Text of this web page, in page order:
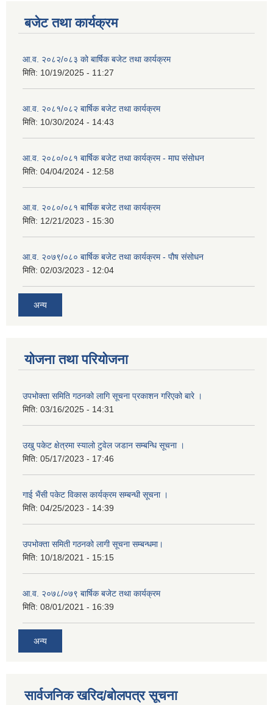
बजेट तथा कार्यक्रम
आ.व. २०८२/०८३ को बार्षिक बजेट तथा कार्यक्रम
मिति: 10/19/2025 - 11:27
आ.व. २०८१/०८२ बार्षिक बजेट तथा कार्यक्रम
मिति: 10/30/2024 - 14:43
आ.व. २०८०/०८१ बार्षिक बजेट तथा कार्यक्रम - माघ संसोधन
मिति: 04/04/2024 - 12:58
आ.व. २०८०/०८१ बार्षिक बजेट तथा कार्यक्रम
मिति: 12/21/2023 - 15:30
आ.व. २०७९/०८० बार्षिक बजेट तथा कार्यक्रम - पौष संसोधन
मिति: 02/03/2023 - 12:04
अन्य
योजना तथा परियोजना
उपभोक्ता समिति गठनको लागि सूचना प्रकाशन गरिएको बारे ।
मिति: 03/16/2025 - 14:31
उखु पकेट क्षेत्रमा स्यालो टुवेल जडान सम्बन्धि सूचना ।
मिति: 05/17/2023 - 17:46
गाई भैंसी पकेट विकास कार्यक्रम सम्बन्धी सूचना ।
मिति: 04/25/2023 - 14:39
उपभोक्ता समिती गठनको लागी सूचना सम्बन्धमा।
मिति: 10/18/2021 - 15:15
आ.व. २०७८/०७९ बार्षिक बजेट तथा कार्यक्रम
मिति: 08/01/2021 - 16:39
अन्य
सार्वजनिक खरिद/बोलपत्र सूचना